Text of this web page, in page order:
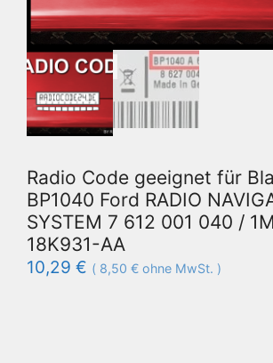
Radio Code geeignet für
BP1040 Ford RADIO
SYSTEM 7 612 001 040 /
18K931-AA
10,29 € ( 8,50 € ohne MwSt. )